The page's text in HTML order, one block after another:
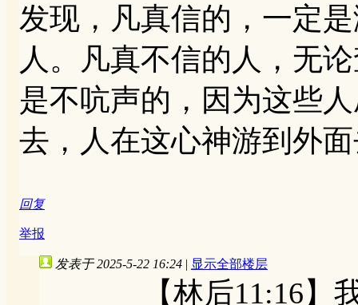
发现，凡真信的，一定
人。凡真不信的人，无
是不吭声的，因为这些
去，人在这心神游到外
回复
举报
发表于 2025-5-22 16:24 | 显示全部楼层
【林后11:16】我